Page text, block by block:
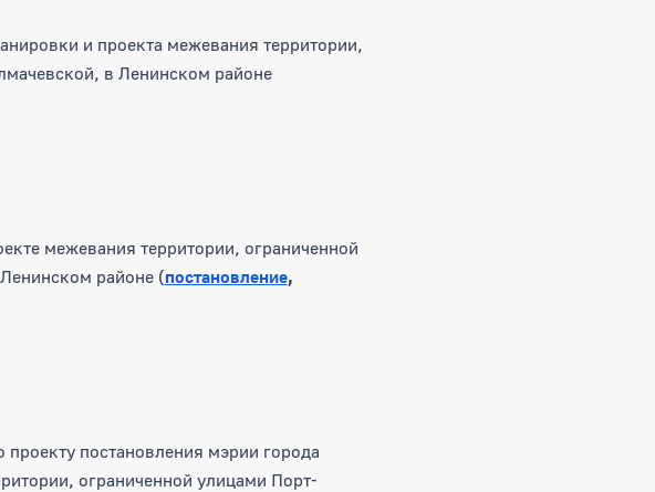
и проекта межевания территории,
в Ленинском районе
межевания территории, ограниченной
районе (постановление,
постановления мэрии города
ограниченной улицами Порт-